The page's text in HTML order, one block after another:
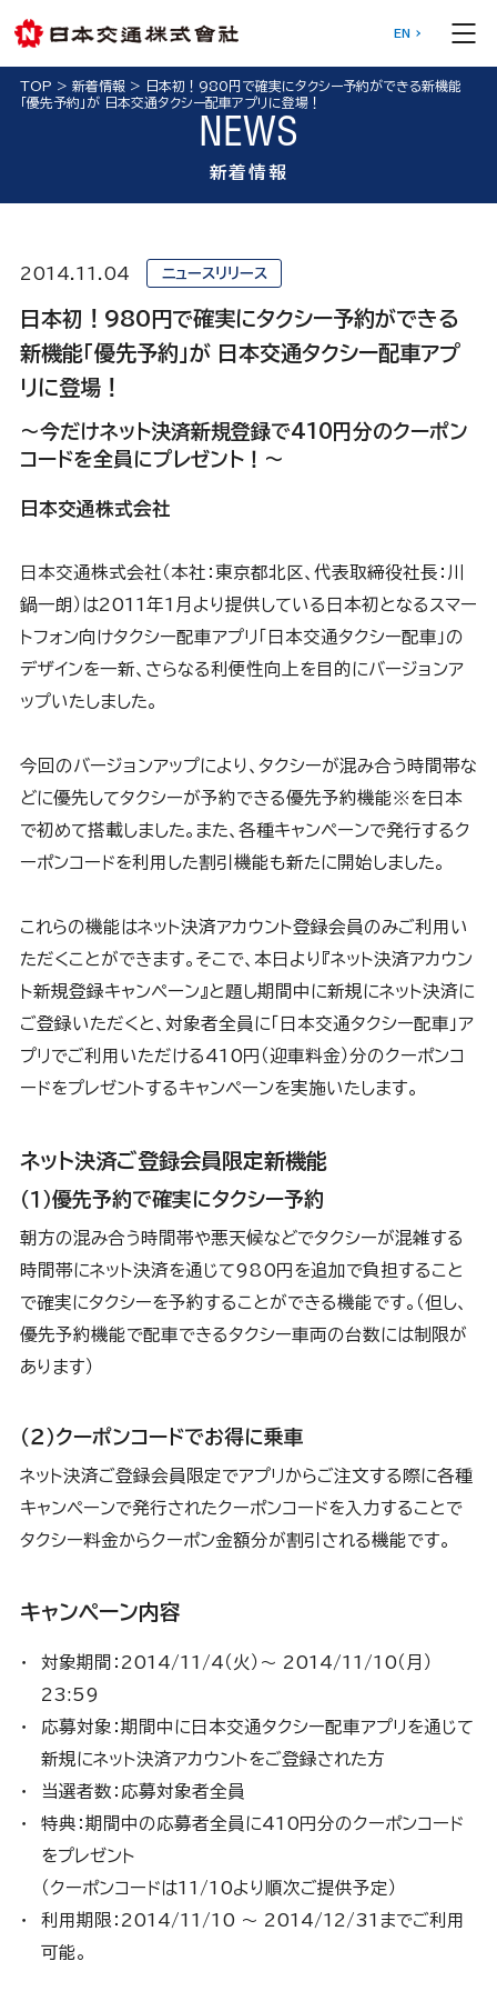
EN
TOP > 新着情報> 日本初！980円で確実にタクシー予約ができる新機能
「優先予約」が 日本交通タクシー配車アプリに登場！
NEWS
新着情報
2014.11.04 ニュースリリース
日本初！980円で確実にタクシー予約ができる
新機能「優先予約」が 日本交通タクシー配車アプ
リに登場！
～今だけネット決済新規登録で410円分のクーポン
コードを全員にプレゼント！～
日本交通株式会社
日本交通株式会社（本社：東京都北区、代表取締役社長：川
鍋一朗）は2011年1月より提供している日本初となるスマー
トフォン向けタクシー配車アプリ「日本交通タクシー配車」の
デザインを一新、さらなる利便性向上を目的にバージョンア
ップいたしました。
今回のバージョンアップにより、タクシーが混み合う時間帯な
どに優先してタクシーが予約できる優先予約機能※を日本
で初めて搭載しました。また、各種キャンペーンで発行するク
ーポンコードを利用した割引機能も新たに開始しました。
これらの機能はネット決済アカウント登録会員のみご利用い
ただくことができます。そこで、本日より『ネット決済アカウン
ト新規登録キャンペーン』と題し期間中に新規にネット決済に
ご登録いただくと、対象者全員に「日本交通タクシー配車」ア
プリでご利用いただける410円（迎車料金）分のクーポンコ
ードをプレゼントするキャンペーンを実施いたします。
ネット決済ご登録会員限定新機能
（１）優先予約で確実にタクシー予約
朝方の混み合う時間帯や悪天候などでタクシーが混雑する
時間帯にネット決済を通じて980円を追加で負担すること
で確実にタクシーを予約することができる機能です。（但し、
優先予約機能で配車できるタクシー車両の台数には制限が
あります）
（２）クーポンコードでお得に乗車
ネット決済ご登録会員限定でアプリからご注文する際に各種
キャンペーンで発行されたクーポンコードを入力することで
タクシー料金からクーポン金額分が割引される機能です。
キャンペーン内容
対象期間：2014/11/4（火）～ 2014/11/10（月）
23:59
応募対象：期間中に日本交通タクシー配車アプリを通じて
新規にネット決済アカウントをご登録された方
当選者数：応募対象者全員
特典：期間中の応募者全員に410円分のクーポンコード
をプレゼント
（クーポンコードは11/10より順次ご提供予定）
利用期限：2014/11/10 ～ 2014/12/31までご利用
可能。